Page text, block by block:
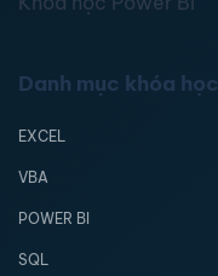
Danh mục khóa học
EXCEL
VBA
POWER BI
SQL